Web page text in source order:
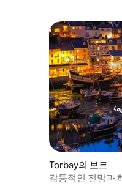
Torbay의 보트
감동적인 전망과